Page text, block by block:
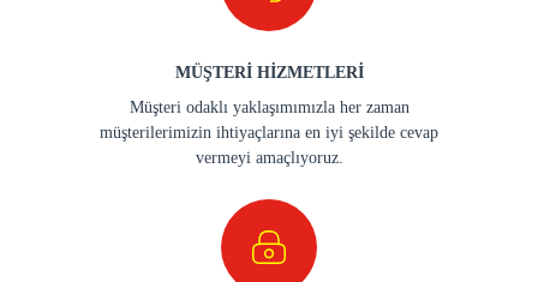
MÜŞTERİ HİZMETLERİ
Müşteri odaklı yaklaşımımızla her zaman
müşterilerimizin ihtiyaçlarına en iyi şekilde cevap
vermeyi amaçlıyoruz.